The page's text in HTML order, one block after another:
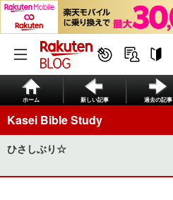
ホーム 新しい記事 過去の記事
Kasei Bible Study
ひさしぶり☆